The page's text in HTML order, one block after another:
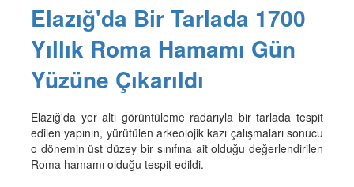
Elazığ'da Bir Tarlada 1700
Yıllık Roma Hamamı Gün
Yüzüne Çıkarıldı
Elazığ'da yer altı görüntüleme radarıyla bir tarlada tespit
edilen yapının, yürütülen arkeolojik kazı çalışmaları sonucu
o dönemin üst düzey bir sınıfına ait olduğu değerlendirilen
Roma hamamı olduğu tespit edildi.